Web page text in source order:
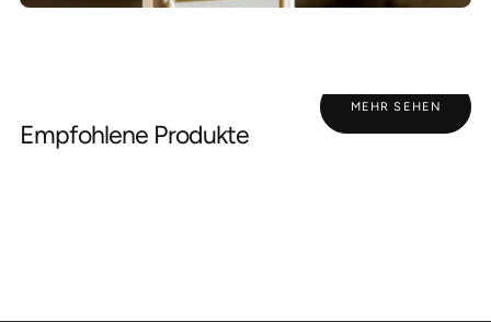
Empfohlene Produkte
MEHR SEHEN